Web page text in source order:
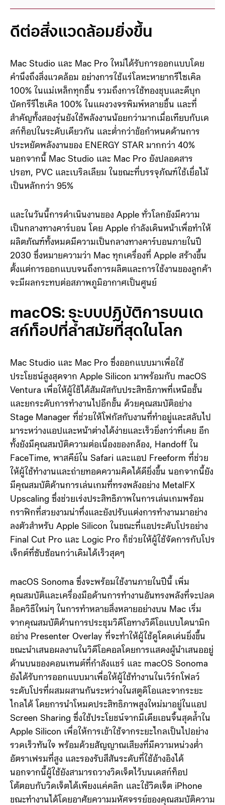
ดีต่อสิ่งแวดล้อมยิ่งขึ้น
Mac Studio และ Mac Pro ใหม่ได้รับการออกแบบโดย
คำนึงถึงสิ่งแวดล้อม อย่างการใช้แร่โลหะหายากรีไซเคิล
100% ในแม่เหล็กทุกชิ้น รวมถึงการใช้ทองชุบและดีบุก
บัดกรีรีไซเคิล 100% ในแผงวงจรพิมพ์หลายชิ้น และที่
สำคัญทั้งสองรุ่นยังใช้พลังงานน้อยกว่ามากเมื่อเทียบกับเด
สก์ท็อปในระดับเดียวกัน และต่ำกว่าข้อกำหนดด้านการ
ประหยัดพลังงานของ ENERGY STAR มากกว่า 40%
นอกจากนี้ Mac Studio และ Mac Pro ยังปลอดสาร
ปรอท, PVC และเบริลเลียม ในขณะที่บรรจุภัณฑ์ใช้เยื่อไม้
เป็นหลักกว่า 95%
และในวันนี้การดำเนินงานของ Apple ทั่วโลกยังมีความ
เป็นกลางทางคาร์บอน โดย Apple กำลังเดินหน้าเพื่อทำให้
ผลิตภัณฑ์ทั้งหมดมีความเป็นกลางทางคาร์บอนภายในปี
2030 ซึ่งหมายความว่า Mac ทุกเครื่องที่ Apple สร้างขึ้น
ตั้งแต่การออกแบบจนถึงการผลิตและการใช้งานของลูกค้า
จะมีผลกระทบต่อสภาพภูมิอากาศเป็นศูนย์
macOS: ระบบปฏิบัติการบนเด
สก์ท็อปที่ล้ำสมัยที่สุดในโลก
Mac Studio และ Mac Pro ซึ่งออกแบบมาเพื่อใช้
ประโยชน์สูงสุดจาก Apple Silicon มาพร้อมกับ macOS
Ventura เพื่อให้ผู้ใช้ได้สัมผัสกับประสิทธิภาพที่เหนือชั้น
และยกระดับการทำงานไปอีกขั้น ด้วยคุณสมบัติอย่าง
Stage Manager ที่ช่วยให้โฟกัสกับงานที่ทำอยู่และสลับไป
มาระหว่างแอปและหน้าต่างได้ง่ายและเร็วยิ่งกว่าที่เคย อีก
ทั้งยังมีคุณสมบัติความต่อเนื่องของกล้อง, Handoff ใน
FaceTime, พาสคีย์ใน Safari และแอป Freeform ที่ช่วย
ให้ผู้ใช้ทำงานและถ่ายทอดความคิดได้ดียิ่งขึ้น นอกจากนี้ยัง
มีคุณสมบัติด้านการเล่นเกมที่ทรงพลังอย่าง MetalFX
Upscaling ซึ่งช่วยเร่งประสิทธิภาพในการเล่นเกมพร้อม
กราฟิกที่สวยงามน่าทึ่งและยังปรับแต่งการทำงานมาอย่าง
ลงตัวสำหรับ Apple Silicon ในขณะที่แอประดับโปรอย่าง
Final Cut Pro และ Logic Pro ก็ช่วยให้ผู้ใช้จัดการกับโปร
เจ็กต์ที่ซับซ้อนกว่าเดิมได้เร็วสุดๆ
macOS Sonoma ซึ่งจะพร้อมใช้งานภายในปีนี้ เพิ่ม
คุณสมบัติและเครื่องมือด้านการทำงานอันทรงพลังที่จะปลด
ล็อควิธีใหม่ๆ ในการทำหลายสิ่งหลายอย่างบน Mac เริ่ม
จากคุณสมบัติด้านการประชุมวิดีโอทางวิดีโอแบบไดนามิก
อย่าง Presenter Overlay ที่จะทำให้ผู้ใช้ดูโดดเด่นยิ่งขึ้น
ขณะนำเสนอผลงานในวิดีโอคอลโดยการแสดงผู้นำเสนออยู่
ด้านบนของคอนเทนต์ที่กำลังแชร์ และ macOS Sonoma
ยังได้รับการออกแบบมาเพื่อให้ผู้ใช้ทำงานในเวิร์กโฟลว์
ระดับโปรที่ผสมผสานกันระหว่างในสตูดิโอและจากระยะ
ไกลได้ โดยการนำโหมดประสิทธิภาพสูงใหม่มาอยู่ในแอป
Screen Sharing ซึ่งใช้ประโยชน์จากมีเดียเอนจิ้นสุดล้ำใน
Apple Silicon เพื่อให้การเข้าใช้จากระยะไกลเป็นไปอย่าง
รวดเร็วทันใจ พร้อมด้วยสัญญาณเสียงที่มีความหน่วงต่ำ
อัตราเฟรมที่สูง และรองรับสีสันระดับที่ใช้อ้างอิงได้
นอกจากนี้ผู้ใช้ยังสามารถวางวิดเจ็ตไว้บนเดสก์ท็อป
โต้ตอบกับวิดเจ็ตได้เพียงแค่คลิก และใช้วิดเจ็ต iPhone
ขณะทำงานได้โดยอาศัยความมหัศจรรย์ของคุณสมบัติความ